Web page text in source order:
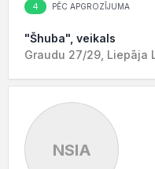
4 PĒC APGROZĪJUMA
"Šhuba", veikals
Graudu 27/29, Liepāja
NSIA